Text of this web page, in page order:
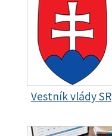
Vestník vlády SR